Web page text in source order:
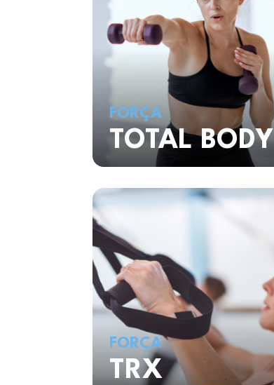
FORÇA
TOTAL BODY
FORÇA
TRX